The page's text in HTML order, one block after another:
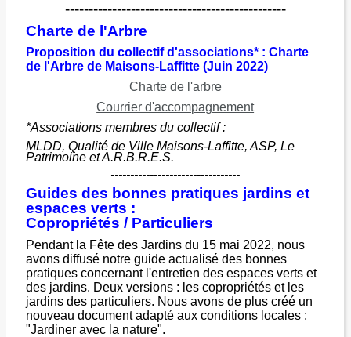
-----------------------------------------------
Charte de l'Arbre
Proposition du collectif d'associations* : Charte
de l'Arbre de Maisons-Laffitte (Juin 2022)
Charte de l'arbre
Courrier d'accompagnement
*Associations membres du collectif :
MLDD, Qualité de Ville Maisons-Laffitte, ASP, Le
Patrimoine et A.R.B.R.E.S.
---------------------------------
Guides des bonnes pratiques jardins et
espaces verts :
Copropriétés / Particuliers
Pendant la Fête des Jardins du 15 mai 2022, nous
avons diffusé notre guide actualisé des bonnes
pratiques concernant l'entretien des espaces verts et
des jardins. Deux versions : les copropriétés et les
jardins des particuliers. Nous avons de plus créé un
nouveau document adapté aux conditions locales :
"Jardiner avec la nature".